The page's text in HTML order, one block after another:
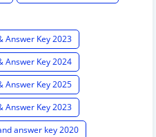
Answer Key 2023
Answer Key 2024
Answer Key 2025
Answer Key 2023
answer key 2020